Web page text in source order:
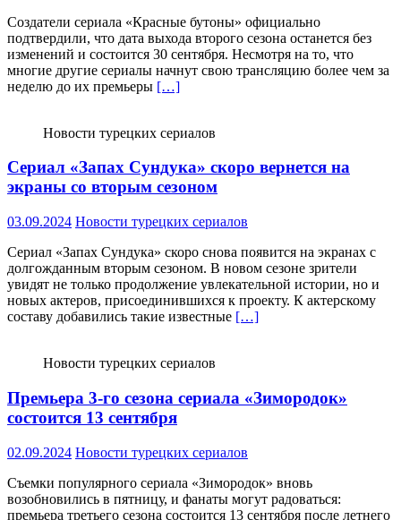
Создатели сериала «Красные бутоны» официально
подтвердили, что дата выхода второго сезона останется без
изменений и состоится 30 сентября. Несмотря на то, что
многие другие сериалы начнут свою трансляцию более чем за
неделю до их премьеры […]
Новости турецких сериалов
Сериал «Запах Сундука» скоро вернется на
экраны со вторым сезоном
03.09.2024 Новости турецких сериалов
Сериал «Запах Сундука» скоро снова появится на экранах с
долгожданным вторым сезоном. В новом сезоне зрители
увидят не только продолжение увлекательной истории, но и
новых актеров, присоединившихся к проекту. К актерскому
составу добавились такие известные […]
Новости турецких сериалов
Премьера 3-го сезона сериала «Зимородок»
состоится 13 сентября
02.09.2024 Новости турецких сериалов
Съемки популярного сериала «Зимородок» вновь
возобновились в пятницу, и фанаты могут радоваться:
премьера третьего сезона состоится 13 сентября после летнего